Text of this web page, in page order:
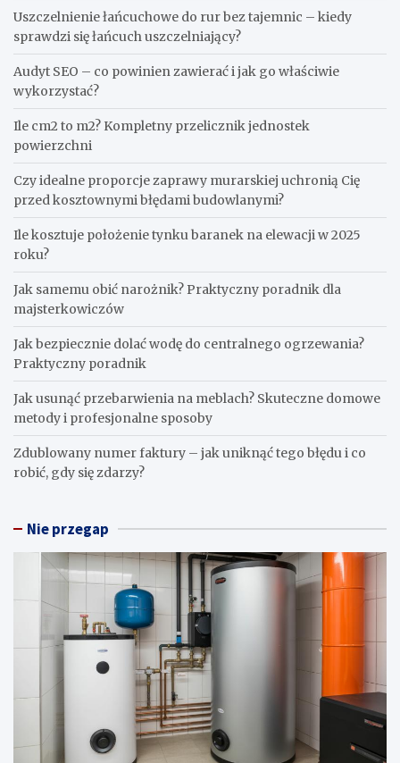
Uszczelnienie łańcuchowe do rur bez tajemnic – kiedy
sprawdzi się łańcuch uszczelniający?
Audyt SEO – co powinien zawierać i jak go właściwie
wykorzystać?
Ile cm2 to m2? Kompletny przelicznik jednostek
powierzchni
Czy idealne proporcje zaprawy murarskiej uchronią Cię
przed kosztownymi błędami budowlanymi?
Ile kosztuje położenie tynku baranek na elewacji w 2025
roku?
Jak samemu obić narożnik? Praktyczny poradnik dla
majsterkowiczów
Jak bezpiecznie dolać wodę do centralnego ogrzewania?
Praktyczny poradnik
Jak usunąć przebarwienia na meblach? Skuteczne domowe
metody i profesjonalne sposoby
Zdublowany numer faktury – jak uniknąć tego błędu i co
robić, gdy się zdarzy?
Nie przegap